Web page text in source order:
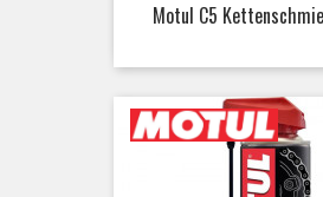
Motul C5